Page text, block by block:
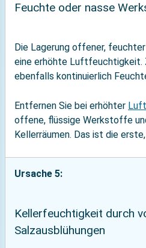
Feuchte oder nasse
Die Lagerung offener,
eine erhöhte Luftfeuchtigkeit.
ebenfalls kontinuierlich
Entfernen Sie bei erhöhter
offene, flüssige Werkstoffe
Kellerräumen. Das ist die
Ursache 5:
Kellerfeuchtigkeit durch
Salzausblühungen